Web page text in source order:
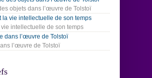
objets dans l’œuvre de Tolstoï
vie intellectuelle de son temps
l’œuvre de Tolstoï